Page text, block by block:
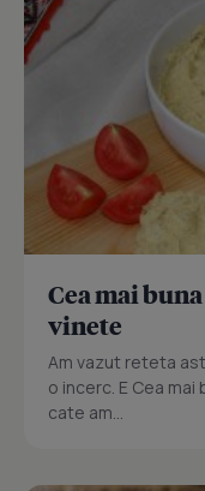
Cea mai
vinete
Am vazut reteta
o incerc. E Cea
cate am...